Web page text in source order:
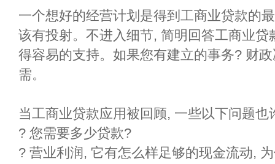
一个想好的经营计划是得到工商业贷款的
该有投射。不进入细节, 简明回答工商业
得容易的支持。如果您有建立的事务? 财
需。
当工商业贷款应用被回顾, 一些以下问题
? 您需要多少贷款?
? 营业利润, 它有怎么样足够的现金流动,